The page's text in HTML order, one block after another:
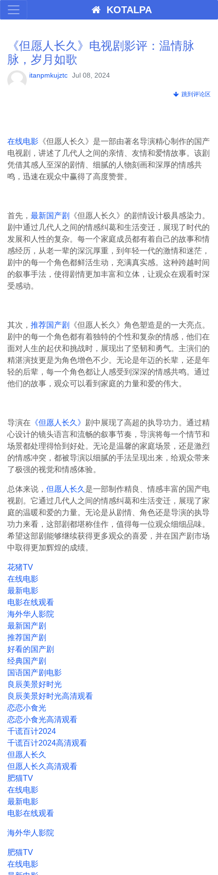
KOTALPA
《但愿人长久》电视剧影评：温情脉
脉，岁月如歌
itanpmkujztc Jul 08, 2024
跳到评论区
在线电影 《但愿人长久》是一部由著名导演精心制作的国产
电视剧，讲述了几代人之间的亲情、友情和爱情故事。该剧
凭借其感人至深的剧情、细腻的人物刻画和深厚的情感共
鸣，迅速在观众中赢得了高度赞誉。
首先， 最新国产剧
《但愿人长久》的剧情设计极具感染力。
剧中通过几代人之间的情感纠葛和生活变迁，展现了时代的
发展和人性的复杂。每一个家庭成员都有着自己的故事和情
感经历，从老一辈的深沉厚重，到年轻一代的激情和迷茫，
剧中的每一个角色都鲜活生动，充满真实感。这种跨越时间
的叙事手法，使得剧情更加丰富和立体，让观众在观看时深
受感动。
其次， 推荐国产剧
《但愿人长久》角色塑造是的一大亮点。
剧中的每一个角色都有着独特的个性和复杂的情感，他们在
面对人生的起伏和挑战时，展现出了坚韧和勇气。主演们的
精湛演技更是为角色增色不少。无论是年迈的长辈，还是年
轻的后辈，每一个角色都让人感受到深深的情感共鸣。通过
他们的故事，观众可以看到家庭的力量和爱的伟大。
导演在 《但愿人长久》 剧中展现了高超的执导功力。通过精
心设计的镜头语言和流畅的叙事节奏，导演将每一个情节和
场景都处理得恰到好处。无论是温馨的家庭场景，还是激烈
的情感冲突，都被导演以细腻的手法呈现出来，给观众带来
了极强的视觉和情感体验。
总体来说， 但愿人长久 是一部制作精良、情感丰富的国产电
视剧。它通过几代人之间的情感纠葛和生活变迁，展现了家
庭的温暖和爱的力量。无论是从剧情、角色还是导演的执导
功力来看，这部剧都堪称佳作，值得每一位观众细细品味。
希望这部剧能够继续获得更多观众的喜爱，并在国产剧市场
中取得更加辉煌的成绩。
花猪TV
在线电影
最新电影
电影在线观看
海外华人影院
最新国产剧
推荐国产剧
好看的国产剧
经典国产剧
国语国产剧电影
良辰美景好时光
良辰美景好时光高清观看
恋恋小食光
恋恋小食光高清观看
千谎百计2024
千谎百计2024高清观看
但愿人长久
但愿人长久高清观看
肥猫TV
在线电影
最新电影
电影在线观看
海外华人影院
肥猫TV
在线电影